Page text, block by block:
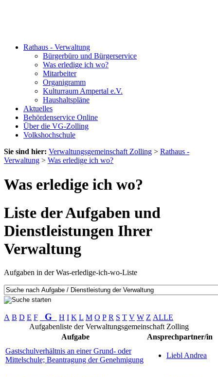
Rathaus - Verwaltung
Bürgerbüro und Bürgerservice
Was erledige ich wo?
Mitarbeiter
Organigramm
Kulturraum Ampertal e.V.
Haushaltspläne
Aktuelles
Behördenservice Online
Über die VG-Zolling
Volkshochschule
Sie sind hier: Verwaltungsgemeinschaft Zolling > Rathaus -
Verwaltung > Was erledige ich wo?
Was erledige ich wo?
Liste der Aufgaben und
Dienstleistungen Ihrer
Verwaltung
Aufgaben in der Was-erledige-ich-wo-Liste
A B D E F G H I K L M O P R S T V W Z ALLE
Aufgabenliste der Verwaltungsgemeinschaft Zolling
Aufgabe
Ansprechpartner/in
Gastschulverhältnis an einer Grund- oder
Mittelschule; Beantragung der Genehmigung
Liebl Andrea